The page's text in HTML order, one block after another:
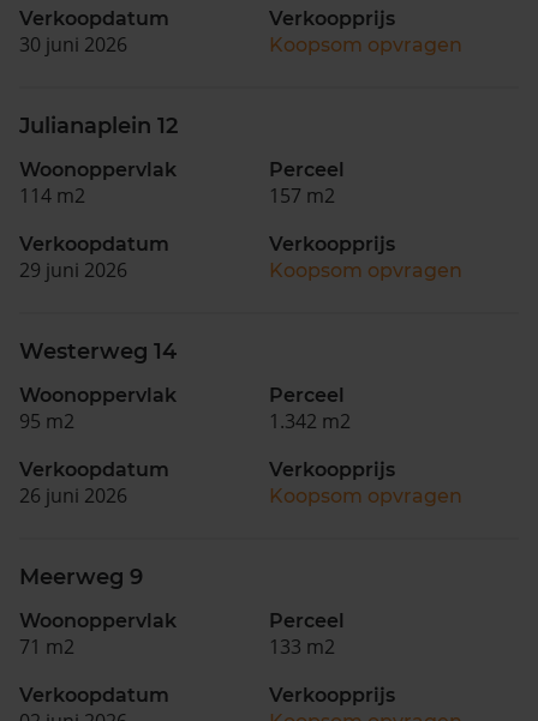
Verkoopdatum
30 juni 2026
Verkoopprijs
Koopsom opvragen
Julianaplein 12
Woonoppervlak
114 m2
Perceel
157 m2
Verkoopdatum
29 juni 2026
Verkoopprijs
Koopsom opvragen
Westerweg 14
Woonoppervlak
95 m2
Perceel
1.342 m2
Verkoopdatum
26 juni 2026
Verkoopprijs
Koopsom opvragen
Meerweg 9
Woonoppervlak
71 m2
Perceel
133 m2
Verkoopdatum
Verkoopprijs